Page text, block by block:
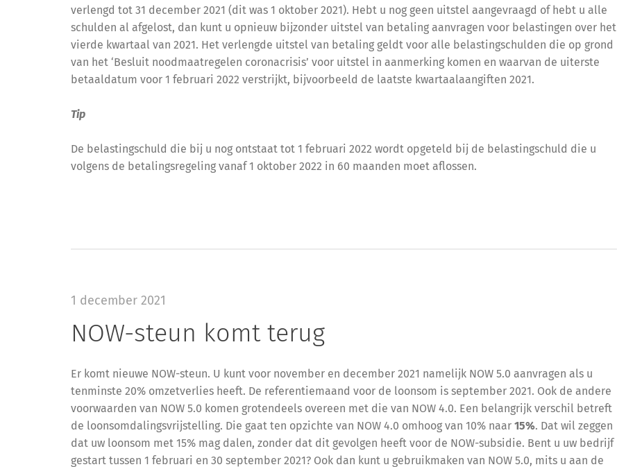
verlengd tot 31 december 2021 (dit was 1 oktober 2021). Hebt u nog geen uitstel aangevraagd of hebt u alle
schulden al afgelost, dan kunt u opnieuw bijzonder uitstel van betaling aanvragen voor belastingen over het
vierde kwartaal van 2021. Het verlengde uitstel van betaling geldt voor alle belastingschulden die op grond
van het ‘Besluit noodmaatregelen coronacrisis’ voor uitstel in aanmerking komen en waarvan de uiterste
betaaldatum voor 1 februari 2022 verstrijkt, bijvoorbeeld de laatste kwartaalaangiften 2021.
Tip
De belastingschuld die bij u nog ontstaat tot 1 februari 2022 wordt opgeteld bij de belastingschuld die u
volgens de betalingsregeling vanaf 1 oktober 2022 in 60 maanden moet aflossen.
1 december 2021
NOW-steun komt terug
Er komt nieuwe NOW-steun. U kunt voor november en december 2021 namelijk NOW 5.0 aanvragen als u
tenminste 20% omzetverlies heeft. De referentiemaand voor de loonsom is september 2021. Ook de andere
voorwaarden van NOW 5.0 komen grotendeels overeen met die van NOW 4.0. Een belangrijk verschil betreft
de loonsomdalingsvrijstelling. Die gaat ten opzichte van NOW 4.0 omhoog van 10% naar 15%. Dat wil zeggen
dat uw loonsom met 15% mag dalen, zonder dat dit gevolgen heeft voor de NOW-subsidie. Bent u uw bedrijf
gestart tussen 1 februari en 30 september 2021? Ook dan kunt u gebruikmaken van NOW 5.0, mits u aan de